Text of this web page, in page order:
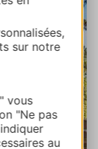
sur notre
vous
"Ne pas
au